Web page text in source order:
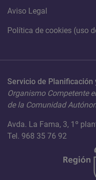
Aviso Legal
Política de cookies (uso
Servicio de Planificación
Organismo Competente
de la Comunidad
Avda. La Fama, 3, 1º
Tel. 968 35 76 92